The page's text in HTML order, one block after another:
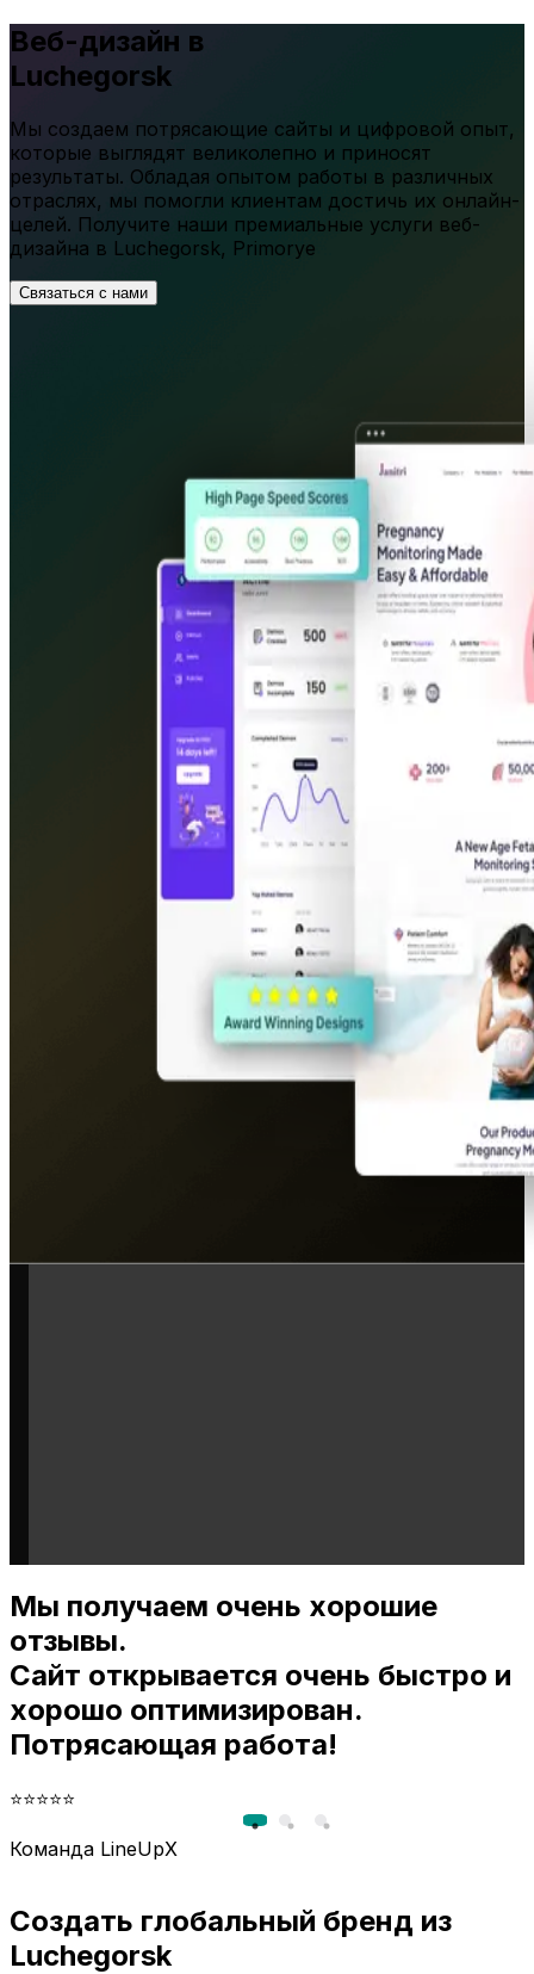
Веб-дизайн в
Luchegorsk
Мы создаем потрясающие сайты и цифровой опыт,
которые выглядят великолепно и приносят
результаты. Обладая опытом работы в различных
отраслях, мы помогли клиентам достичь их онлайн-
целей. Получите наши премиальные услуги веб-
дизайна в Luchegorsk, Primorye
Связаться с нами
Мы получаем очень хорошие
отзывы.
Сайт открывается очень быстро и
хорошо оптимизирован.
Потрясающая работа!
⭐⭐⭐⭐⭐
Команда LineUpX
Создать глобальный бренд из
Luchegorsk